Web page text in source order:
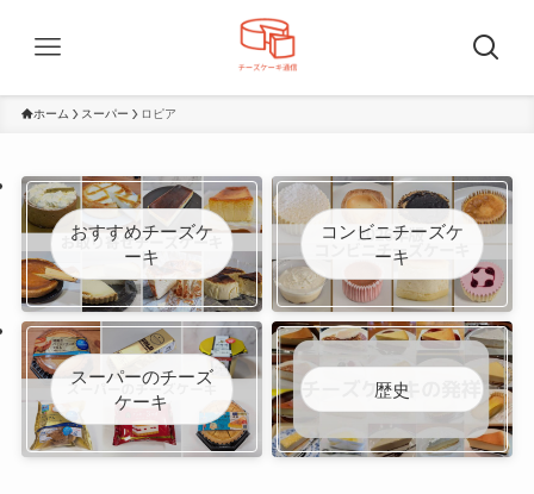
ホーム スーパー ロピア
おすすめチーズケ
ーキ
コンビニチーズケ
ーキ
スーパーのチーズ
ケーキ
歴史